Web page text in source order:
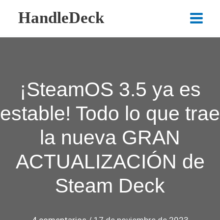
contenido
HandleDeck
Main
¡SteamOS 3.5 ya es
estable! Todo lo que trae
la nueva GRAN
ACTUALIZACIÓN de
Steam Deck